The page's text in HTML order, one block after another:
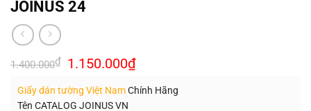
JOINUS 24
1.400.000₫ Giá
gốc
1.400.000₫.
1.150.000₫Giá
hiện
là:
Giấy dán tường Việt NamChính Hãng
Tên CATALOG JOINUS VN